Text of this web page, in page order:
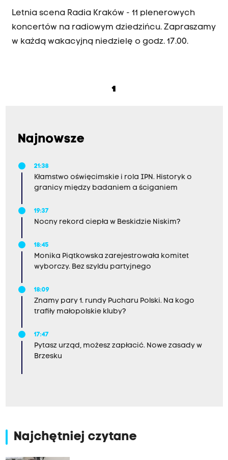
Letnia scena Radia Kraków - 11 plenerowych
koncertów na radiowym dziedzińcu. Zapraszamy
w każdą wakacyjną niedzielę o godz. 17.00.
1
Najnowsze
21:38
Kłamstwo oświęcimskie i rola IPN. Historyk o
granicy między badaniem a ściganiem
19:37
Nocny rekord ciepła w Beskidzie Niskim?
18:45
Monika Piątkowska zarejestrowała komitet
wyborczy. Bez szyldu partyjnego
18:09
Znamy pary 1. rundy Pucharu Polski. Na kogo
trafiły małopolskie kluby?
17:47
Pytasz urząd, możesz zapłacić. Nowe zasady w
Brzesku
Najchętniej czytane